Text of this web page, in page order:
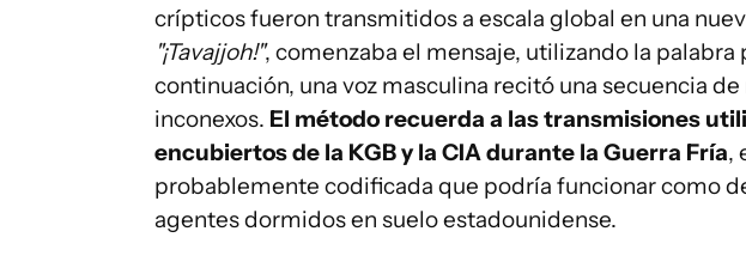
crípticos fueron transmitidos a escala global en una
"¡Tavajjoh!", comenzaba el mensaje, utilizando la palabra
continuación, una voz masculina recitó una secuencia
inconexos. El método recuerda a las transmisiones
encubiertos de la KGB y la CIA durante la Guerra Fría,
probablemente codificada que podría funcionar como
agentes dormidos en suelo estadounidense.